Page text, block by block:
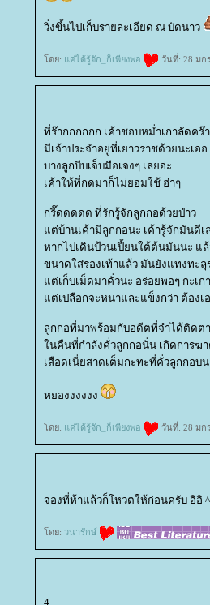
วิ่งขึ้นไปเก็บรายละเอียด ณ บัดนาว
ดย: ค่ได้รู้จัก_ก็เพียงพอ วันที่: 28 มก
ที่ร๊ากกกกกก เค้าชอบหม่ำเกาลัดคร๊า
มีเจ้าประจำอยู่ที่เยาวราชด้วยนะเออ
บางลูกบีบเจ็บมือเจงๆ เลยอ่ะ
เค้าให้ที่กดมาก็ไม่ยอมใช้ ฮ่าๆ
กรี๊ดดดดด ที่รักรู้จักลูกกอด้วยป่าว
ต่บ้านเค้ามีลูกกอนะ เค้ารู้จักมันดีเ
หากไปเดินป้วนเปี้ยนใต้ต้นมันนะ แ
ขนาดใส่รองเท้าแล้ว มันยังแทงทะลุ
ต่เก็บเม็ดมาคั่วนะ อร่อยพอๆ กะเก
ต่เปลือกจะหนาและแข็งกว่า ต้องเ
ลูกกอที่มาพร้อมกับอดีตที่จำได้ติดตา
นคืนที่กำลังคั่วลูกกอนั่น เกิดการฆ
เสือดเนี่ยสาดเต็มกะทะที่คั่วลูกกอบน
หยองงงงงง
ดย: ค่ได้รู้จัก_ก็เพียงพอ วันที่: 28 มก
จองที่ห้าแล้วก็โหวตให้ก่อนครับ อิอิ
ดย: วนารักษ์
4 ...